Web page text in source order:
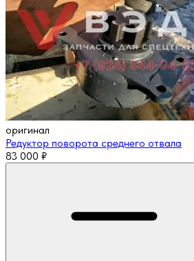
оригинал
Редуктор поворота среднего отвала
83 000 ₽